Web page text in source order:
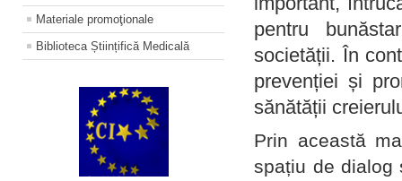
Materiale promoţionale
Biblioteca Științifică Medicală
pentru
societății. În
prevenției și
sănătății
Prin această
spațiu de dialog